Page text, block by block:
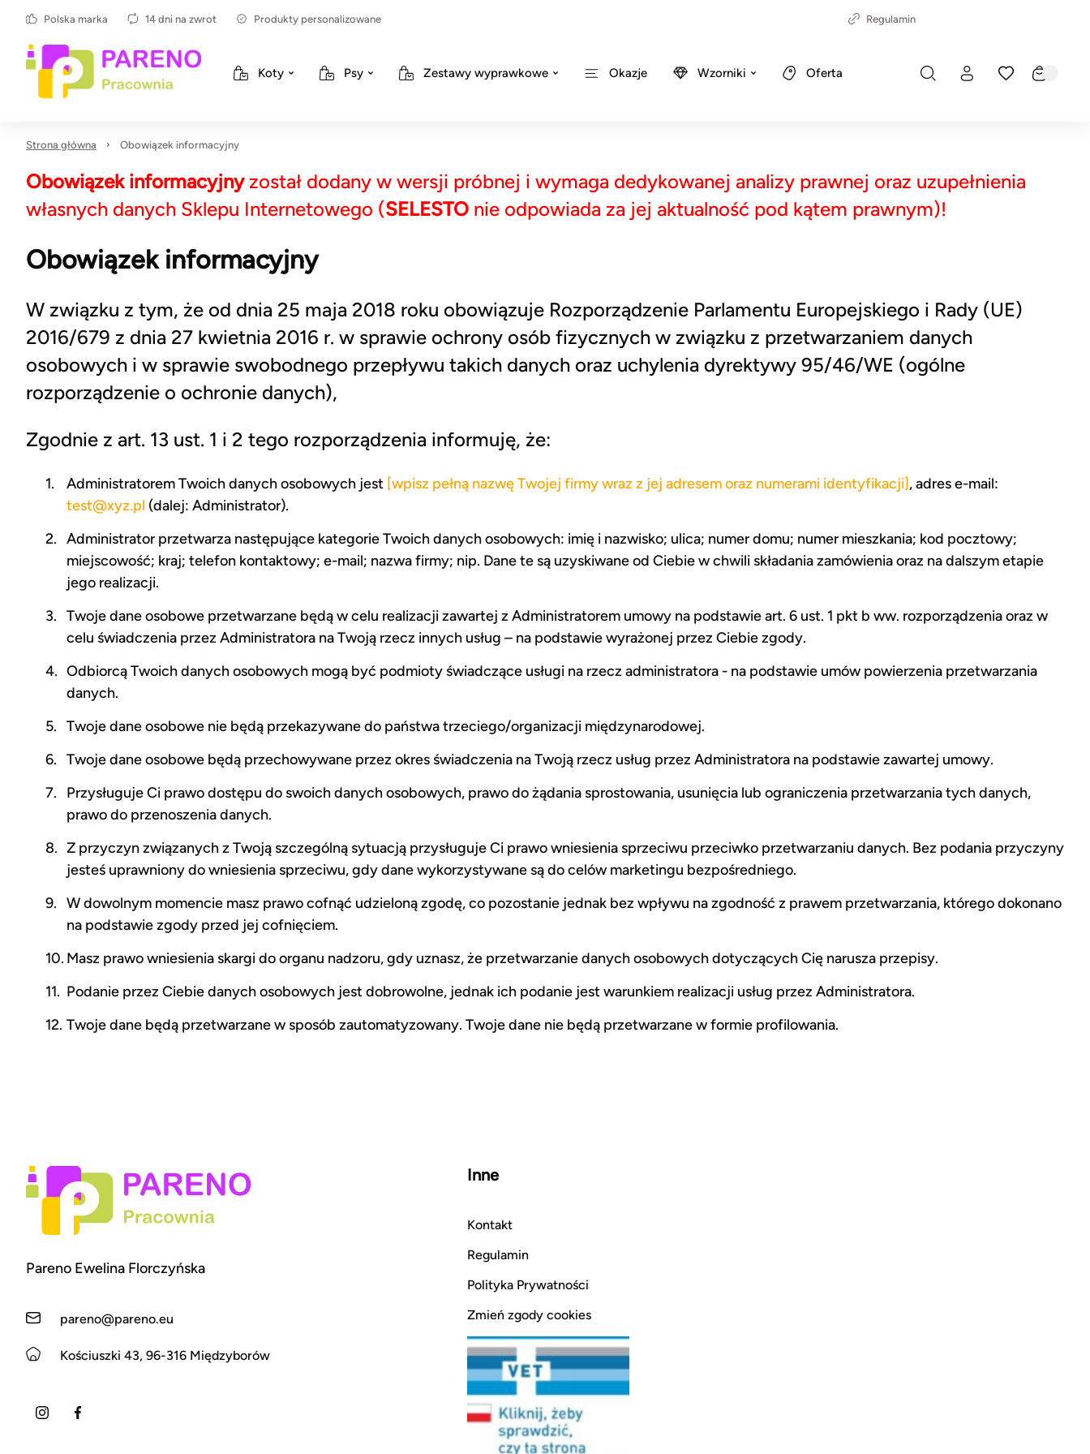
Polska marka 14 dni na zwrot Produkty personalizowane Regulamin
Koty Psy Zestawy wyprawkowe Okazje Wzorniki Oferta
Strona główna Obowiązek informacyjny
Obowiązek informacyjnyzostał dodany w wersji próbnej i wymaga dedykowanej analizy prawnej oraz uzupełnienia
własnych danych Sklepu Internetowego (SELESTO nie odpowiada za jej aktualność pod kątem prawnym)!
Obowiązek informacyjny
W związku z tym, że od dnia 25 maja 2018 roku obowiązuje Rozporządzenie Parlamentu Europejskiego i Rady (UE)
2016/679 z dnia 27 kwietnia 2016 r. w sprawie ochrony osób fizycznych w związku z przetwarzaniem danych
osobowych i w sprawie swobodnego przepływu takich danych oraz uchylenia dyrektywy 95/46/WE (ogólne
rozporządzenie o ochronie danych),
Zgodnie z art. 13 ust. 1 i 2 tego rozporządzenia informuję, że:
Administratorem Twoich danych osobowych jest [wpisz pełną nazwę Twojej firmy wraz z jej adresem oraz numerami identyfikacji], adres e-mail:
test@xyz.pl (dalej: Administrator).
Administrator przetwarza następujące kategorie Twoich danych osobowych: imię i nazwisko; ulica; numer domu; numer mieszkania; kod pocztowy;
miejscowość; kraj; telefon kontaktowy; e-mail; nazwa firmy; nip. Dane te są uzyskiwane od Ciebie w chwili składania zamówienia oraz na dalszym etapie
jego realizacji.
Twoje dane osobowe przetwarzane będą w celu realizacji zawartej z Administratorem umowy na podstawie art. 6 ust. 1 pkt b ww. rozporządzenia oraz w
celu świadczenia przez Administratora na Twoją rzecz innych usług – na podstawie wyrażonej przez Ciebie zgody.
Odbiorcą Twoich danych osobowych mogą być podmioty świadczące usługi na rzecz administratora - na podstawie umów powierzenia przetwarzania
danych.
Twoje dane osobowe nie będą przekazywane do państwa trzeciego/organizacji międzynarodowej.
Twoje dane osobowe będą przechowywane przez okres świadczenia na Twoją rzecz usług przez Administratora na podstawie zawartej umowy.
Przysługuje Ci prawo dostępu do swoich danych osobowych, prawo do żądania sprostowania, usunięcia lub ograniczenia przetwarzania tych danych,
prawo do przenoszenia danych.
Z przyczyn związanych z Twoją szczególną sytuacją przysługuje Ci prawo wniesienia sprzeciwu przeciwko przetwarzaniu danych. Bez podania przyczyny
jesteś uprawniony do wniesienia sprzeciwu, gdy dane wykorzystywane są do celów marketingu bezpośredniego.
W dowolnym momencie masz prawo cofnąć udzieloną zgodę, co pozostanie jednak bez wpływu na zgodność z prawem przetwarzania, którego dokonano
na podstawie zgody przed jej cofnięciem.
Masz prawo wniesienia skargi do organu nadzoru, gdy uznasz, że przetwarzanie danych osobowych dotyczących Cię narusza przepisy.
Podanie przez Ciebie danych osobowych jest dobrowolne, jednak ich podanie jest warunkiem realizacji usług przez Administratora.
Twoje dane będą przetwarzane w sposób zautomatyzowany. Twoje dane nie będą przetwarzane w formie profilowania.
Pareno Ewelina Florczyńska
pareno@pareno.eu
Kościuszki 43, 96-316 Międzyborów
Inne
Kontakt
Regulamin
Polityka Prywatności
Zmień zgody cookies